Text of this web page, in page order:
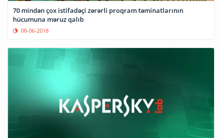
70 mindən çox istifadəçi zərərli proqram təminatlarının
hücumuna məruz qalıb
08-06-2018